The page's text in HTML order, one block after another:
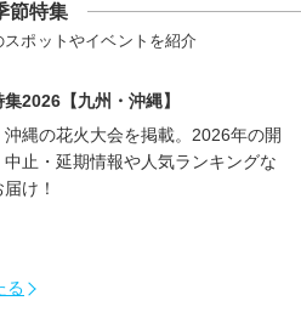
節特集
ポットやイベントを紹介
2026【九州・沖縄】
沖縄の花火大会を掲載。2026年の開
中止・延期情報や人気ランキングな
け！
る